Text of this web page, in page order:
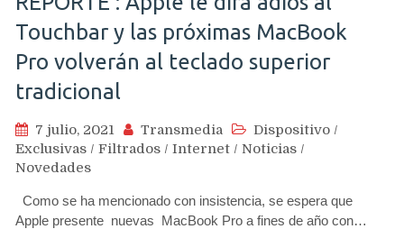
Touchbar y las próximas MacBook
Pro volverán al teclado superior
tradicional
7 julio, 2021 Transmedia Dispositivo /
Exclusivas / Filtrados / Internet / Noticias /
Novedades
Como se ha mencionado con insistencia, se espera que
Apple presente nuevas MacBook Pro a fines de año con…